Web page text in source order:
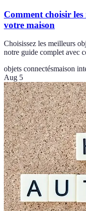
Comment choisir
votre maison
Choisissez les meilleurs
notre guide complet avec
objets connectésmaison
Aug 5